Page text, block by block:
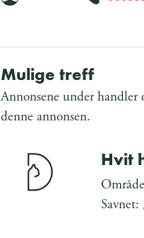
Mulige treff
Annonsene under
denne annonsen.
Hvit